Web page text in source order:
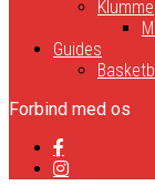
Klumme
Guides
Forbind med os